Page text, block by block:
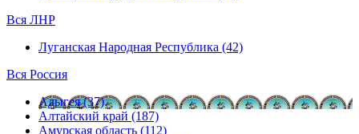
Вся ЛНР
Луганская Народная Республика (42)
Вся Россия
Адыгея (37)
Алтайский край (187)
Амурская область (112)